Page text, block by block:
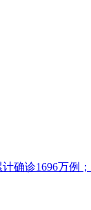
确诊1696万例